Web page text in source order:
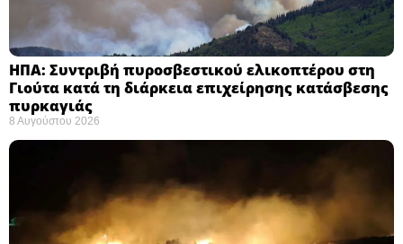
ΗΠΑ: Συντριβή πυροσβεστικού ελικοπτέρου στη
Γιούτα κατά τη διάρκεια επιχείρησης κατάσβεσης
πυρκαγιάς ​
8 Αυγούστου 2026